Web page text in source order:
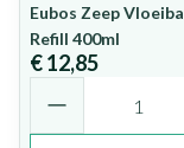
Eubos Zeep
Refill 400ml
€ 12,85